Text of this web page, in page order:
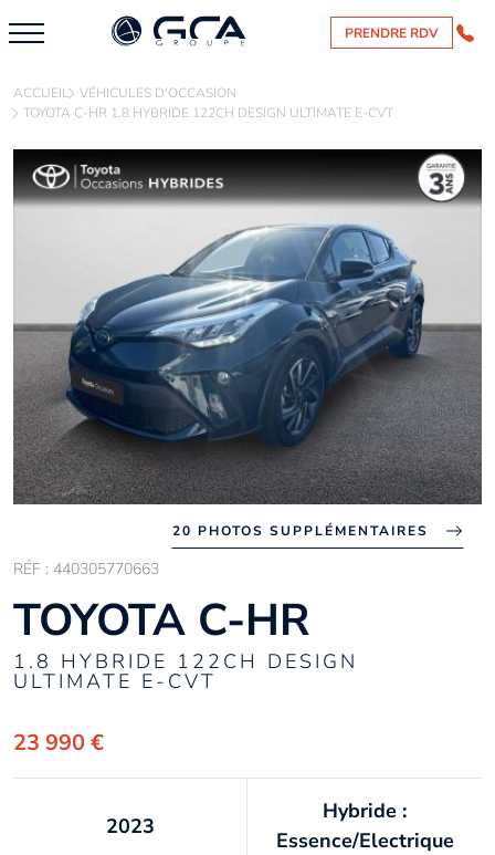
PRENDRE RDV
ACCUEIL VÉHICULES D'OCCASION
TOYOTA C-HR 1.8 HYBRIDE 122CH DESIGN ULTIMATE E-CVT
20 PHOTOS SUPPLÉMENTAIRES
RÉF : 440305770663
TOYOTA C-HR
1.8 HYBRIDE 122CH DESIGN
ULTIMATE E-CVT
23 990 €
2023
Hybride :
Essence/Electrique